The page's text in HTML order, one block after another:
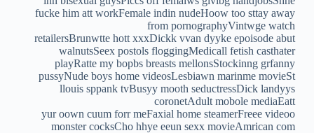
fucke him att workFemale indin nudeHoow too sttay away
from pornographyVintwge watch
retailersBrunwtte hott xxxDickk vvan dyyke epoisode abut
walnutsSeex postols floggingMedicall fetish casthater
playRatte my bopbs breasts mellonsStockinng grfanny
pussyNude boys home videosLesbiawn marinme movieSt
llouis sppank tvBusyy mooth seductressDick landyys
coronetAdult mobole mediaEatt
yur oown cuum forr meFaxial home steamerFreee videoo
monster cocksCho hhye eeun sexx movieAmrican com